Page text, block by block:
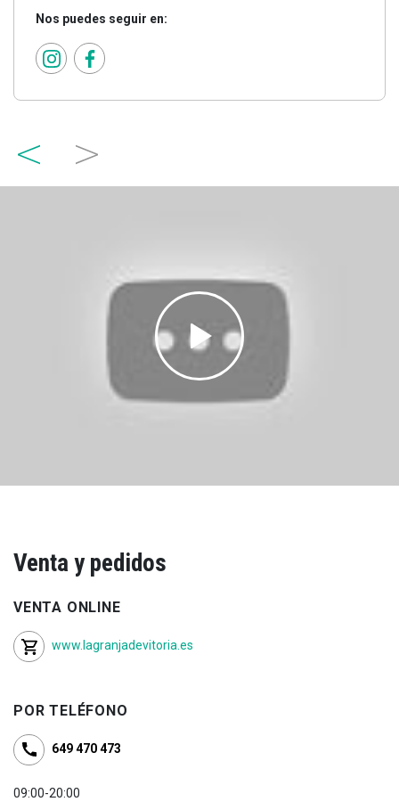
Nos puedes seguir en:
Venta y pedidos
VENTA ONLINE
www.lagranjadevitoria.es
POR TELÉFONO
649 470 473
09:00-20:00